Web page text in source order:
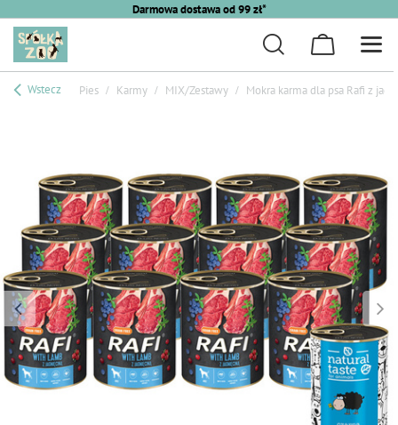
Darmowa dostawa od 99 zł*
Wstecz Pies Karmy MIX/Zestawy Mokra karma dla psa Rafi z